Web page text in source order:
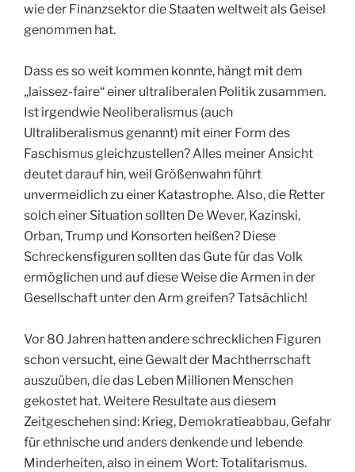
wie der Finanzsektor die Staaten weltweit als Geisel
genommen hat.
Dass es so weit kommen konnte, hängt mit dem
„laissez-faire“ einer ultraliberalen Politik zusammen.
Ist irgendwie Neoliberalismus (auch
Ultraliberalismus genannt) mit einer Form des
Faschismus gleichzustellen? Alles meiner Ansicht
deutet darauf hin, weil Größenwahn führt
unvermeidlich zu einer Katastrophe. Also, die Retter
solch einer Situation sollten De Wever, Kazinski,
Orban, Trump und Konsorten heißen? Diese
Schreckensfiguren sollten das Gute für das Volk
ermöglichen und auf diese Weise die Armen in der
Gesellschaft unter den Arm greifen? Tatsächlich!
Vor 80 Jahren hatten andere schrecklichen Figuren
schon versucht, eine Gewalt der Machtherrschaft
auszuüben, die das Leben Millionen Menschen
gekostet hat. Weitere Resultate aus diesem
Zeitgeschehen sind: Krieg, Demokratieabbau, Gefahr
für ethnische und anders denkende und lebende
Minderheiten, also in einem Wort: Totalitarismus.